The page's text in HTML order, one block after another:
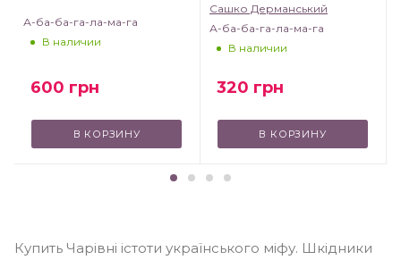
А-ба-ба-га-ла-ма-га
В наличии
600 грн
В КОРЗИНУ
Сашко Дерманський
А-ба-ба-га-ла-ма-га
В наличии
320 грн
В КОРЗИНУ
Купить Чарівні істоти українського міфу. Шкідники